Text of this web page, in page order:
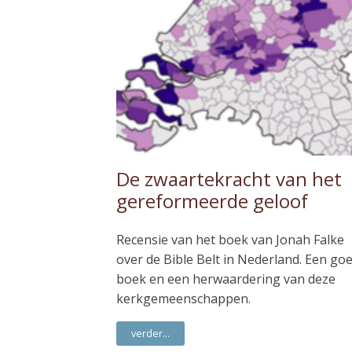
De zwaartekracht van het
gereformeerde geloof
Recensie van het boek van Jonah Falke
over de Bible Belt in Nederland. Een
boek en een herwaardering van deze
kerkgemeenschappen.
verder...